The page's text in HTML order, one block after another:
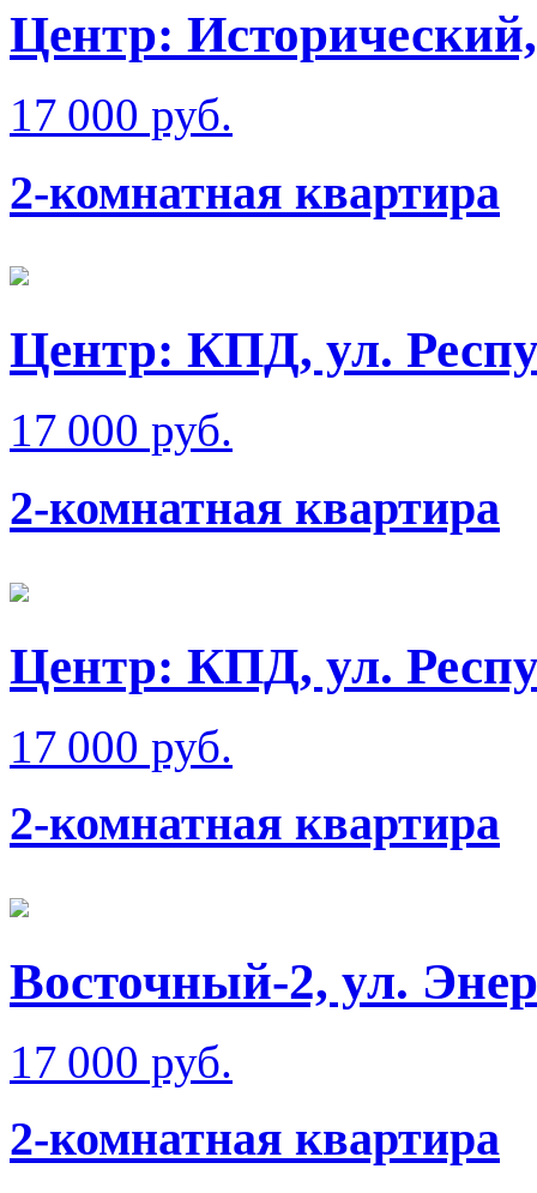
Центр:
17 000 руб.
2-комнатная квартира
Центр: КПД, ул.
17 000 руб.
2-комнатная квартира
Центр: КПД, ул.
17 000 руб.
2-комнатная квартира
Восточный-2, ул.
17 000 руб.
2-комнатная квартира